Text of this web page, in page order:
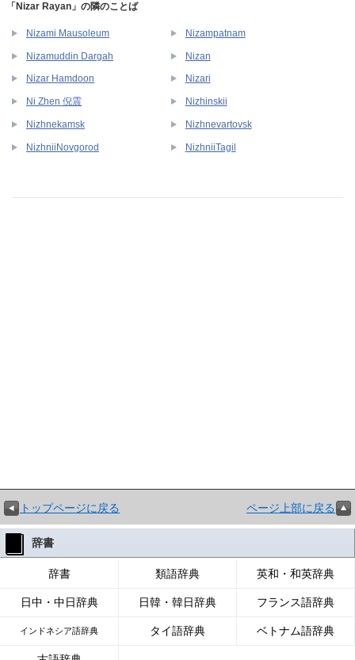
「Nizar Rayan」の隣のことば
Nizami Mausoleum Nizampatnam
Nizamuddin Dargah Nizan
Nizar Hamdoon Nizari
Ni Zhen 倪震 Nizhinskii
Nizhnekamsk Nizhnevartovsk
NizhniiNovgorod NizhniiTagil
トップページに戻る ページ上部に戻る
辞書
辞書 類語辞典 英和・和英辞典
日中・中日辞典 日韓・韓日辞典 フランス語辞典
インドネシア語辞典 タイ語辞典 ベトナム語辞典